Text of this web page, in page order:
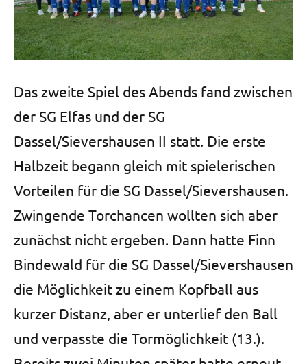
Das zweite Spiel des Abends fand zwischen
der SG Elfas und der SG
Dassel/Sievershausen II statt. Die erste
Halbzeit begann gleich mit spielerischen
Vorteilen für die SG Dassel/Sievershausen.
Zwingende Torchancen wollten sich aber
zunächst nicht ergeben. Dann hatte Finn
Bindewald für die SG Dassel/Sievershausen
die Möglichkeit zu einem Kopfball aus
kurzer Distanz, aber er unterlief den Ball
und verpasste die Tormöglichkeit (13.).